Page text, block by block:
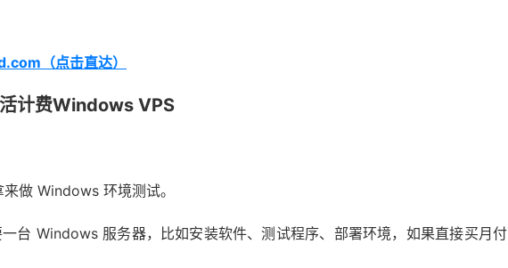
（点击直达）
计费Windows VPS
做 Windows 环境测试。
台 Windows 服务器，比如安装软件、测试程序、部署环境，如果直接买月付